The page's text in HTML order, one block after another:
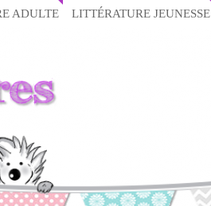
ADULTE LITTÉRATURE JEUNESSE